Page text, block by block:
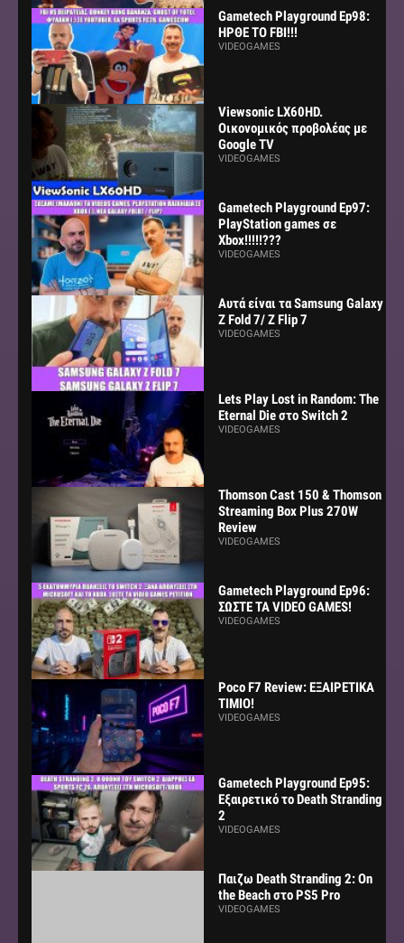
Gametech Playground Ep98:
ΗΡΘΕ ΤΟ FBI!!!
VIDEOGAMES
Viewsonic LX60HD.
Οικονομικός προβολέας με
Google TV
VIDEOGAMES
Gametech Playground Ep97:
PlayStation games σε
Xbox!!!!!???
VIDEOGAMES
Αυτά είναι τα Samsung Galaxy
Z Fold 7/ Z Flip 7
VIDEOGAMES
Lets Play Lost in Random: The
Eternal Die στο Switch 2
VIDEOGAMES
Thomson Cast 150 & Thomson
Streaming Box Plus 270W
Review
VIDEOGAMES
Gametech Playground Ep96:
ΣΩΣΤΕ ΤΑ VIDEO GAMES!
VIDEOGAMES
Poco F7 Review: ΕΞΑΙΡΕΤΙΚΑ
ΤΙΜΙΟ!
VIDEOGAMES
Gametech Playground Ep95:
Εξαιρετικό το Death Stranding
2
VIDEOGAMES
Παιζω Death Stranding 2: On
the Beach στο PS5 Pro
VIDEOGAMES